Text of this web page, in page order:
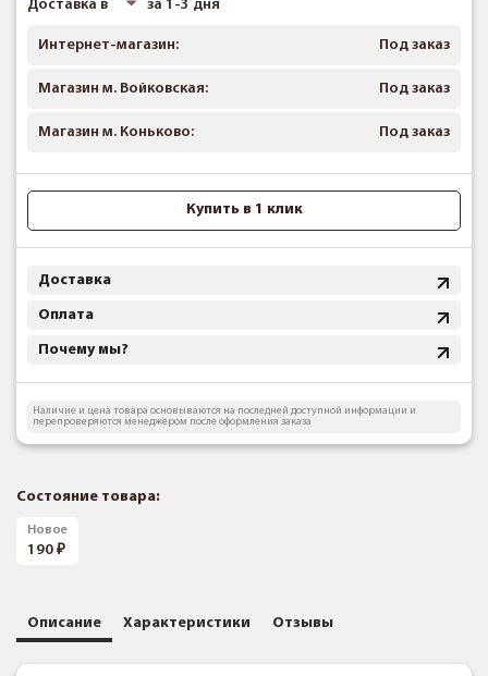
Доставка в за 1-3 дня
Интернет-магазин: Под заказ
Магазин м. Войковская: Под заказ
Магазин м. Коньково: Под заказ
Купить в 1 клик
Доставка
Оплата
Почему мы?
Наличие и цена товара основываются на последней доступной информации и
перепроверяются менеджером после оформления заказа
Состояние товара:
Новое
190
Описание Характеристики Отзывы